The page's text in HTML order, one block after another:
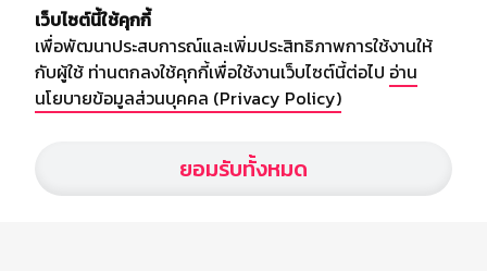
บริษัท สยามสปอร์ต ซินติเคท จำกัด (มหาชน)
เลขที่ 66/26 - 29 ซอยรามอินทรา 40
ถนนรามอินทรา แขวงนวลจันทร์
เขตบึงกุ่ม กรุงเทพฯ 10230
webmaster@siamsport.co.th
เว็บไซต์ : www.siamsport.co.th
เว็บไซต์นี้ใช้คุกกี้
เพื่อพัฒนาประสบการณ์และเพิ่มประสิทธิภาพการใช้งานให้
กับผู้ใช้ ท่านตกลงใช้คุกกี้เพื่อใช้งานเว็บไซต์นี้ต่อไป อ่าน
นโยบายข้อมูลส่วนบุคคล (Privacy Policy)
ยอมรับทั้งหมด